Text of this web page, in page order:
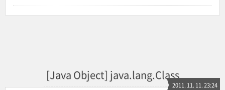
[Java Object] java.lang.Class
2011. 11. 11. 23:24